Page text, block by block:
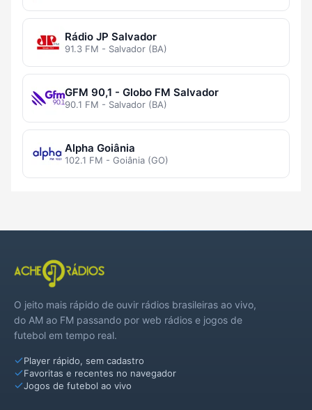
Rádio JP Salvador
91.3 FM - Salvador (BA)
GFM 90,1 - Globo FM Salvador
90.1 FM - Salvador (BA)
Alpha Goiânia
102.1 FM - Goiânia (GO)
O jeito mais rápido de ouvir rádios brasileiras ao vivo,
do AM ao FM passando por web rádios e jogos de
futebol em tempo real.
Player rápido, sem cadastro
Favoritas e recentes no navegador
Jogos de futebol ao vivo